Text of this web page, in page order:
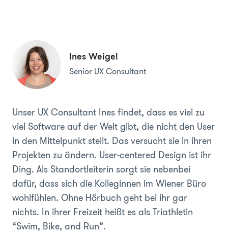
Ines Weigel
Senior UX Consultant
Unser UX Consultant Ines findet, dass es viel zu
viel Software auf der Welt gibt, die nicht den User
in den Mittelpunkt stellt. Das versucht sie in ihren
Projekten zu ändern. User-centered Design ist ihr
Ding. Als Standortleiterin sorgt sie nebenbei
dafür, dass sich die Kolleginnen im Wiener Büro
wohlfühlen. Ohne Hörbuch geht bei ihr gar
nichts. In ihrer Freizeit heißt es als Triathletin
“Swim, Bike, and Run”.